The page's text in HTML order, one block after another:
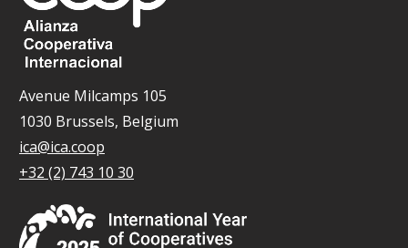
Avenue Milcamps 105
1030 Brussels, Belgium
ica@ica.coop
+32 (2) 743 10 30